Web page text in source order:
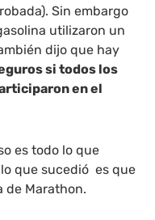
Sin embargo
utilizaron un
dijo que hay
si todos los
en el
es todo lo que
que sucedió es que
de Marathon.